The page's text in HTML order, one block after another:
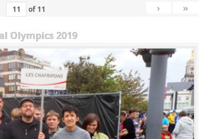
of 11 › »
Olympics 2019